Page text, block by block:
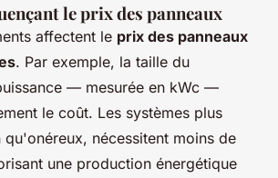
le prix des panneaux
affectent le prix des panneaux
. Par exemple, la taille du
— mesurée en kWc —
le coût. Les systèmes plus
qu'onéreux, nécessitent moins de
une production énergétique